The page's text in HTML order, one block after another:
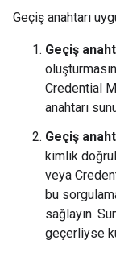
Geçiş anahtarı
Geçiş
Credential
anahtarı
Geçiş
kimlik
veya
bu
sağlayın.
geçerliyse